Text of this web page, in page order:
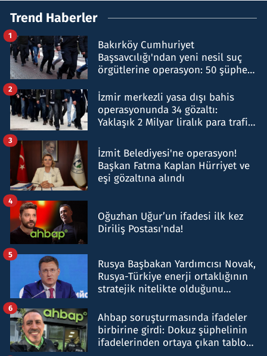
Trend Haberler
Bakırköy Cumhuriyet
Başsavcılığı'ndan yeni nesil suç
örgütlerine operasyon: 50 şüpheli
1
İzmir merkezli yasa dışı bahis
operasyonunda 34 gözaltı:
Yaklaşık 2 Milyar liralık para trafiği
2
İzmit Belediyesi'ne operasyon!
Başkan Fatma Kaplan Hürriyet ve
eşi gözaltına alındı
3
Oğuzhan Uğur’un ifadesi ilk kez
Diriliş Postası'nda!
4
Rusya Başbakan Yardımcısı Novak,
Rusya-Türkiye enerji ortaklığının
stratejik nitelikte olduğunu
5
Ahbap soruşturmasında ifadeler
birbirine girdi: Dokuz şüphelinin
ifadelerinden ortaya çıkan tablo
6